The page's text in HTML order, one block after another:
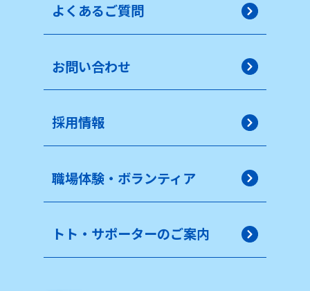
よくあるご質問
お問い合わせ
採用情報
職場体験・ボランティア
トト・サポーターのご案内